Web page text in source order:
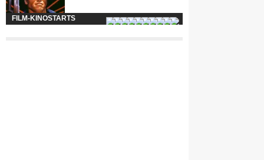
FILM-KINOSTARTS